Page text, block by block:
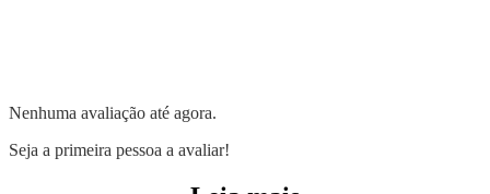
Nenhuma avaliação até agora.
Seja a primeira pessoa a avaliar!